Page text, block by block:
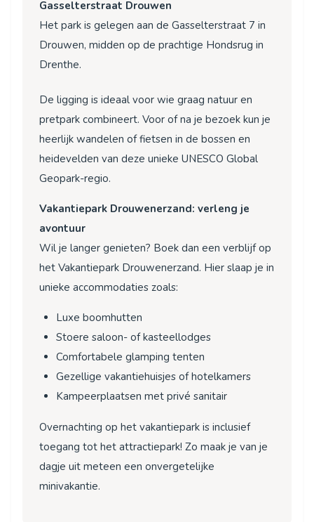
Gasselterstraat Drouwen
Het park is gelegen aan de Gasselterstraat 7 in
Drouwen, midden op de prachtige Hondsrug in
Drenthe.
De ligging is ideaal voor wie graag natuur en
pretpark combineert. Voor of na je bezoek kun je
heerlijk wandelen of fietsen in de bossen en
heidevelden van deze unieke UNESCO Global
Geopark-regio.
Vakantiepark Drouwenerzand: verleng je
avontuur
Wil je langer genieten? Boek dan een verblijf op
het Vakantiepark Drouwenerzand. Hier slaap je in
unieke accommodaties zoals:
Luxe boomhutten
Stoere saloon- of kasteellodges
Comfortabele glamping tenten
Gezellige vakantiehuisjes of hotelkamers
Kampeerplaatsen met privé sanitair
Overnachting op het vakantiepark is inclusief
toegang tot het attractiepark! Zo maak je van je
dagje uit meteen een onvergetelijke
minivakantie.